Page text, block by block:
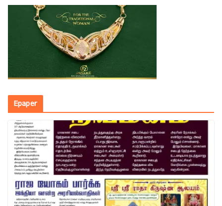
Epaper